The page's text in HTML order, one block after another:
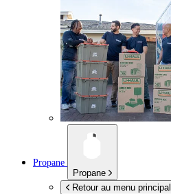
Propane
Propane
Retour au menu principal